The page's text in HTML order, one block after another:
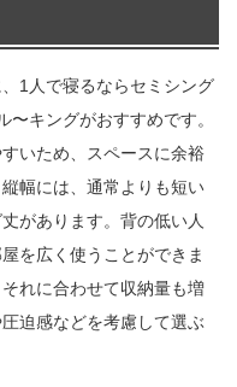
1人で寝るならセミシング
キングがおすすめです。
いため、スペースに余裕
幅には、通常よりも短い
があります。背の低い人
を広く使うことができま
れに合わせて収納量も増
迫感などを考慮して選ぶ